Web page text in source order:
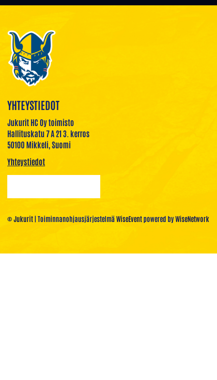
YHTEYSTIEDOT
Jukurit HC Oy toimisto
Hallituskatu 7 A 21 3. kerros
50100 Mikkeli, Suomi
Yhteystiedot
© Jukurit | Toiminnanohjausjärjestelmä WiseEventpowered byWiseNetwork